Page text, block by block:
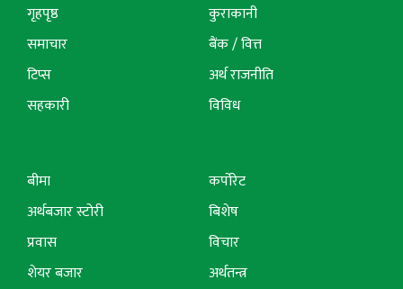
गृहपृष्ठ
समाचार
टिप्स
सहकारी
कुराकानी
बैंक / वित्त
अर्थ राजनीति
विविध
बीमा
अर्थबजार स्टोरी
प्रवास
शेयर बजार
कर्पोरेट
बिशेष
विचार
अर्थतन्त्र